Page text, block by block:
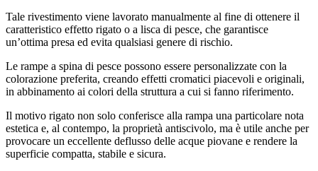
Tale rivestimento viene lavorato manualmente al fine di ottenere il
caratteristico effetto rigato o a lisca di pesce, che garantisce
un’ottima presa ed evita qualsiasi genere di rischio.
Le rampe a spina di pesce possono essere personalizzate con la
colorazione preferita, creando effetti cromatici piacevoli e originali,
in abbinamento ai colori della struttura a cui si fanno riferimento.
Il motivo rigato non solo conferisce alla rampa una particolare nota
estetica e, al contempo, la proprietà antiscivolo, ma è utile anche per
provocare un eccellente deflusso delle acque piovane e rendere la
superficie compatta, stabile e sicura.